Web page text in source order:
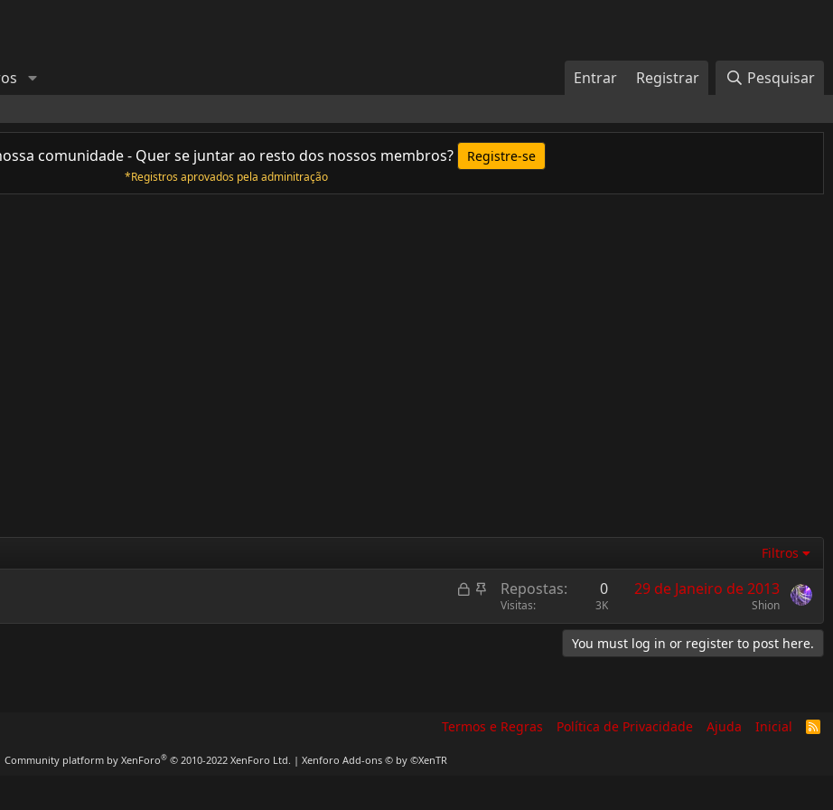
Entrar Registrar Pesquisar
comunidade - Quer se juntar ao resto dos nossos membros? Registre-se
*Registros aprovados pela adminitração
Filtros
L
c
F
x
Repostas 0
Visitas 3K
29 de Janeiro de 2013
Shion
You must log in or register to post here.
Termos e Regras Política de Privacidade Ajuda Inicial
R
Community platform by XenForo® © 2010-2022 XenForo Ltd. | Xenforo Add-ons © by ©XenTR